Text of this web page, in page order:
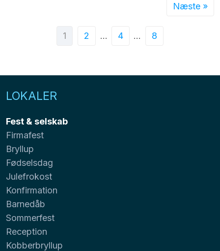
1 2 … 4 … 8
Næste »
LOKALER
Fest & selskab
Firmafest
Bryllup
Fødselsdag
Julefrokost
Konfirmation
Barnedåb
Sommerfest
Reception
Kobberbryllup